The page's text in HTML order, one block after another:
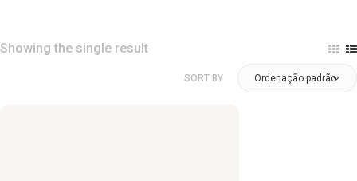
Showing the single result
SORT BY Ordenação padrão